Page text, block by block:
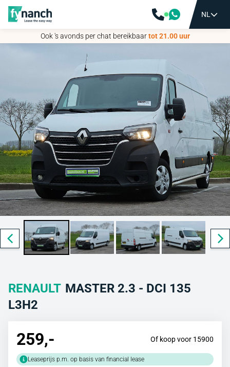
NL
Ook 's avonds per chat bereikbaartot 21.00 uur
NL
Ook 's avonds per chat bereikbaartot 21.00 uur
RENAULT MASTER 2.3 - DCI 135
L3H2
259,- Of koop voor 15900
Leaseprijs p.m. op basis van financial lease